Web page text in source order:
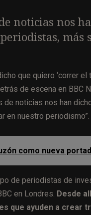
noticias nos
que quiero ‘correr
de escena en BBC
noticias nos han
en nuestro periodismo”.
como nueva
de periodistas de
en Londres. Desde
que ayuden a crear